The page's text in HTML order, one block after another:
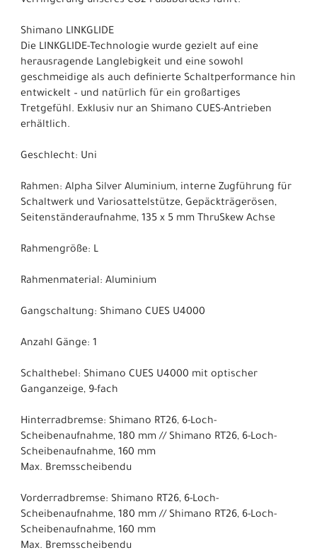
Shimano LINKGLIDE
Die LINKGLIDE-Technologie wurde gezielt auf eine
herausragende Langlebigkeit und eine sowohl
geschmeidige als auch definierte Schaltperformance hin
entwickelt – und natürlich für ein großartiges
Tretgefühl. Exklusiv nur an Shimano CUES-Antrieben
erhältlich.
Geschlecht: Uni
Rahmen: Alpha Silver Aluminium, interne Zugführung für
Schaltwerk und Variosattelstütze, Gepäckträgerösen,
Seitenständeraufnahme, 135 x 5 mm ThruSkew Achse
Rahmengröße: L
Rahmenmaterial: Aluminium
Gangschaltung: Shimano CUES U4000
Anzahl Gänge: 1
Schalthebel: Shimano CUES U4000 mit optischer
Ganganzeige, 9-fach
Hinterradbremse: Shimano RT26, 6-Loch-
Scheibenaufnahme, 180 mm // Shimano RT26, 6-Loch-
Scheibenaufnahme, 160 mm
Max. Bremsscheibendu
Vorderradbremse: Shimano RT26, 6-Loch-
Scheibenaufnahme, 180 mm // Shimano RT26, 6-Loch-
Scheibenaufnahme, 160 mm
Max. Bremsscheibendu